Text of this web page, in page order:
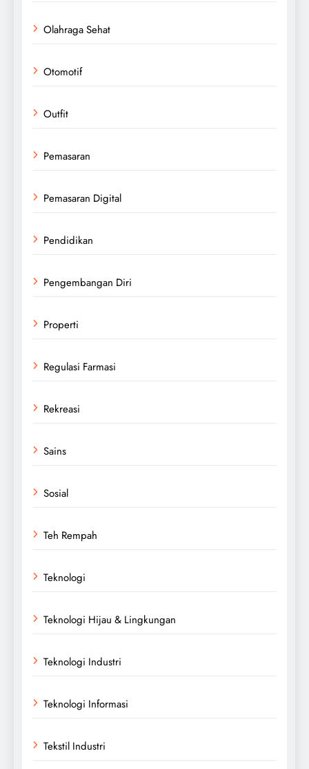
Olahraga Sehat
Otomotif
Outfit
Pemasaran
Pemasaran Digital
Pendidikan
Pengembangan Diri
Properti
Regulasi Farmasi
Rekreasi
Sains
Sosial
Teh Rempah
Teknologi
Teknologi Hijau & Lingkungan
Teknologi Industri
Teknologi Informasi
Tekstil Industri